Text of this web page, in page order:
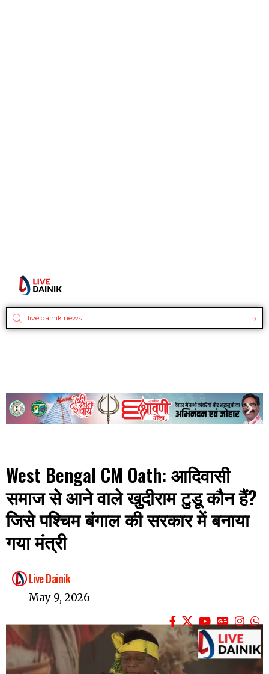
West Bengal CM Oath: आदिवासी
समाज से आने वाले खुदीराम टुडू कौन हैं?
जिसे पश्चिम बंगाल की सरकार में बनाया
गया मंत्री
Live Dainik
May 9, 2026